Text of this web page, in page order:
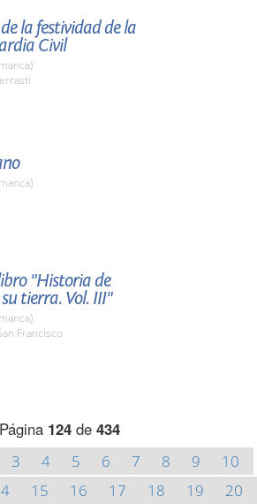
la festividad de la
Civil
"Historia de
tierra. Vol. III"
Francisco
Página 124de 434
3 4 5 6 7 8 9
10
15 16 17 18 19
20